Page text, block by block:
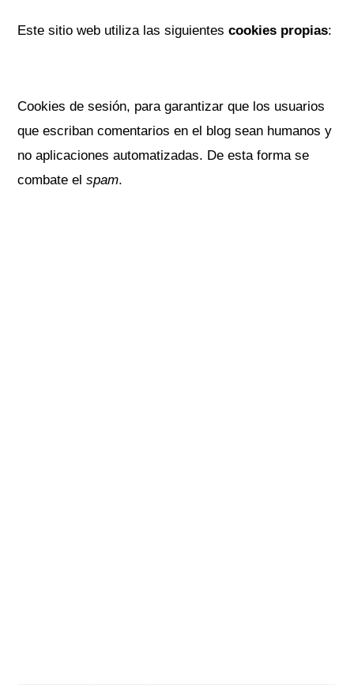
Este sitio web utiliza las siguientescookies propias:
Cookies de sesión, para garantizar que los usuarios
que escriban comentarios en el blog sean humanos y
no aplicaciones automatizadas. De esta forma se
combate elspam.